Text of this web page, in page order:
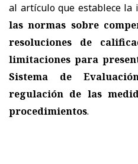
al artículo que establece
las normas sobre
resoluciones de
limitaciones para
Sistema de
regulación de las
procedimientos.